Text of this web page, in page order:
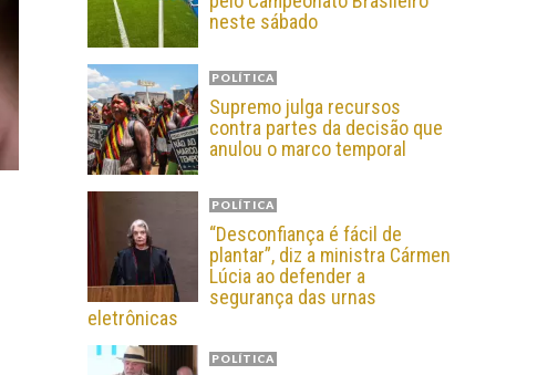
neste sábado
POLÍTICA
Supremo julga recursos
contra partes da decisão que
anulou o marco temporal
POLÍTICA
“Desconfiança é fácil de
plantar”, diz a ministra Cármen
Lúcia ao defender a
segurança das urnas
eletrônicas
POLÍTICA